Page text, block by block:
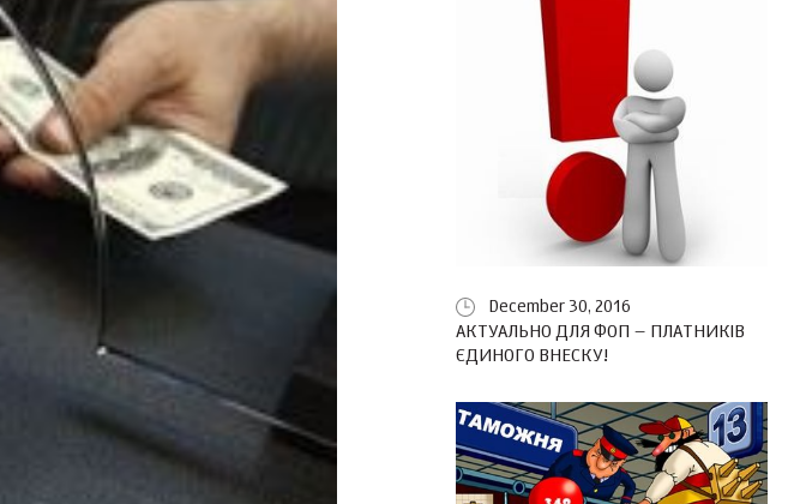
December 30, 2016
АКТУАЛЬНО ДЛЯ ФОП – ПЛАТНИКІВ
ЄДИНОГО ВНЕСКУ!